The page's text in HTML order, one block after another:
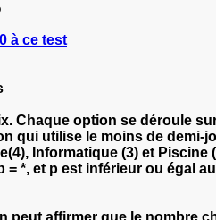
à ce test
Chaque option se déroule
qui utilise le moins de
Informatique (3) et
*, et p est inférieur ou égal
peut affirmer que le nombre